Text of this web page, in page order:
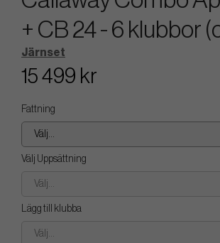
+ CB 24 - 6 klubbor
Järnset
15 499 kr
Fattning
Välj...
Välj Uppsättning
Välj...
Lägg till klubba
Välj...